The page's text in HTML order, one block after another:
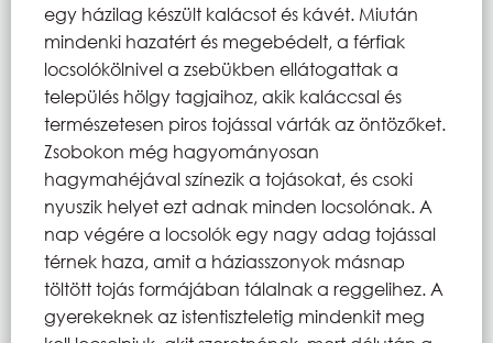
egy házilag készült kalácsot és kávét. Miután
mindenki hazatért és megebédelt, a férfiak
locsolókölnivel a zsebükben ellátogattak a
település hölgy tagjaihoz, akik kaláccsal és
természetesen piros tojással várták az öntözőket.
Zsobokon még hagyományosan
hagymahéjával színezik a tojásokat, és csoki
nyuszik helyet ezt adnak minden locsolónak. A
nap végére a locsolók egy nagy adag tojással
térnek haza, amit a háziasszonyok másnap
töltött tojás formájában tálalnak a reggelihez. A
gyerekeknek az istentiszteletig mindenkit meg